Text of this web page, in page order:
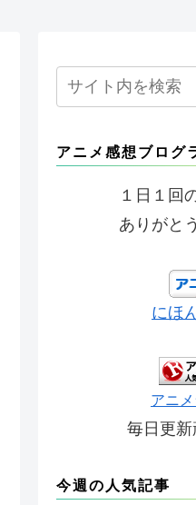
アニメ感想ブログ
１日１回
ありがと
にほ
アニ
毎日更新
今週の人気記事